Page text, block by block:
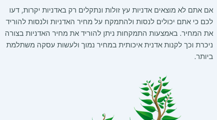
אם אתם לא מוצאים אדניות עץ זולות ונתקלים רק באדניות יקרות, דעו
לכם כי אתם יכולים לנסות ולהתמקח על מחיר האדניות ולנסות להוריד
את המחיר. באמצעות התמקחות ניתן להוריד את מחיר האדניות בצורה
ניכרת וכך לקנות אדנית איכותית במחיר נמוך ולעשות עסקה משתלמת
ביותר.